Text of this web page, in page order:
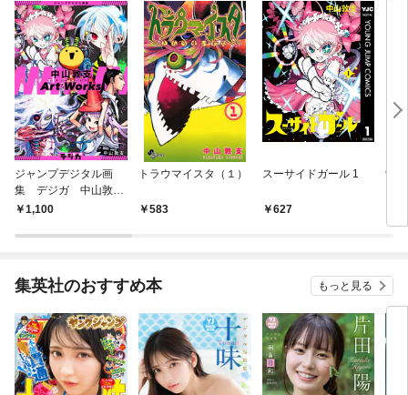
ジャンプデジタル画
集 デジガ 中山敦支
Art Works
1,100
トラウマイスタ（１）
583
スーサイドガール 1
627
9速
集英社のおすすめ本 もっと見る